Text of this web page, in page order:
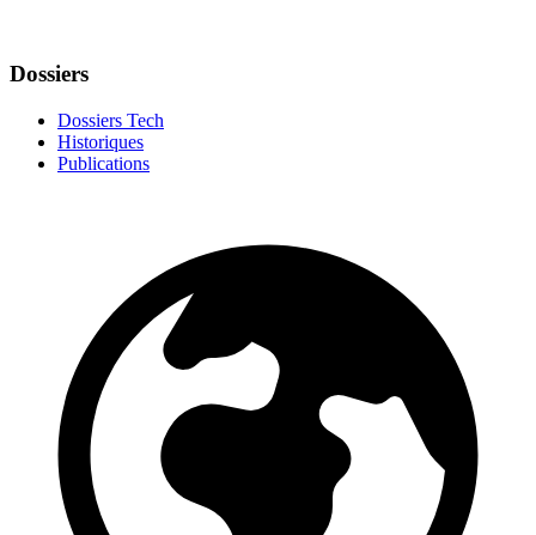
Dossiers
Dossiers Tech
Historiques
Publications